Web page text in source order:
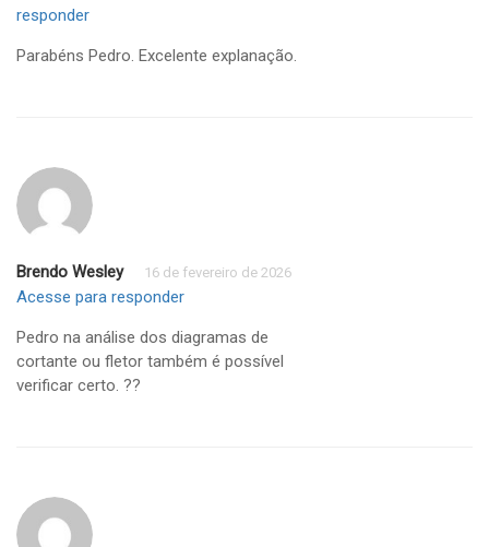
responder
Parabéns Pedro. Excelente explanação.
Brendo Wesley 16 de fevereiro de 2026
Acesse para responder
Pedro na análise dos diagramas de
cortante ou fletor também é possível
verificar certo. ??